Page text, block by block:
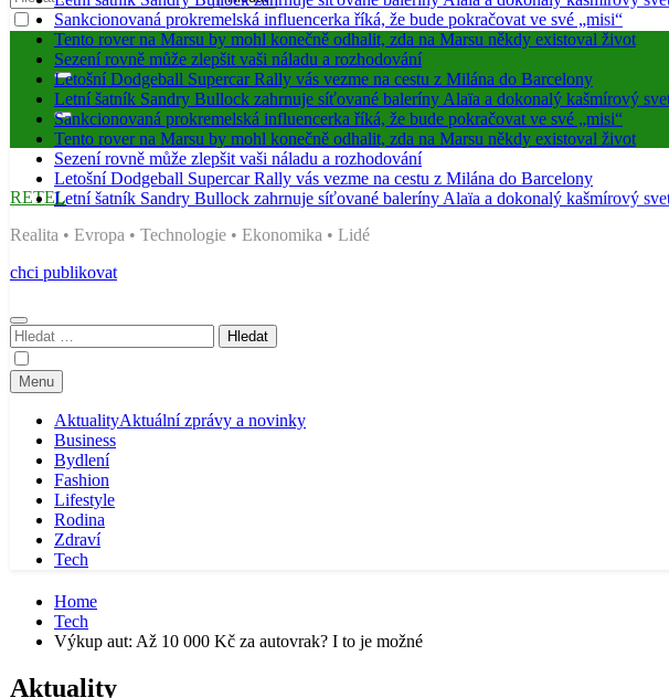
Sankcionovaná prokremelská influencerka říká, že bude pokračovat ve své „misi“
Tento rover na Marsu by mohl konečně odhalit, zda na Marsu někdy existoval život
Sezení rovně může zlepšit vaši náladu a rozhodování
Letošní Dodgeball Supercar Rally vás vezme na cestu z Milána do Barcelony
Letní šatník Sandry Bullock zahrnuje síťované baleríny Alaïa a dokonalý kašmírový svetr
Sankcionovaná prokremelská influencerka říká, že bude pokračovat ve své „misi“
Tento rover na Marsu by mohl konečně odhalit, zda na Marsu někdy existoval život
Sezení rovně může zlepšit vaši náladu a rozhodování
Letošní Dodgeball Supercar Rally vás vezme na cestu z Milána do Barcelony
Letní šatník Sandry Bullock zahrnuje síťované baleríny Alaïa a dokonalý kašmírový svetr
RETEL
Realita • Evropa • Technologie • Ekonomika • Lidé
chci publikovat
Vyhledávání
Menu
AktualityAktuální zprávy a novinky
Business
Bydlení
Fashion
Lifestyle
Rodina
Zdraví
Tech
Home
Tech
Výkup aut: Až 10 000 Kč za autovrak? I to je možné
Aktuality